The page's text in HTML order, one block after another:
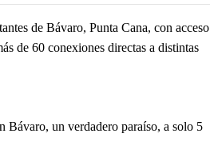
de Bávaro, Punta Cana, con acceso
de 60 conexiones directas a distintas
Bávaro, un verdadero paraíso, a solo 5